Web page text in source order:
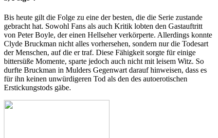
Bis heute gilt die Folge zu eine der besten, die die Serie zustande
gebracht hat. Sowohl Fans als auch Kritik lobten den Gastauftritt
von Peter Boyle, der einen Hellseher verkörperte. Allerdings konnte
Clyde Bruckman nicht alles vorhersehen, sondern nur die Todesart
der Menschen, auf die er traf. Diese Fähigkeit sorgte für einige
bittersüße Momente, sparte jedoch auch nicht mit leisem Witz. So
durfte Bruckman in Mulders Gegenwart darauf hinweisen, dass es
für ihn keinen unwürdigeren Tod als den des autoerotischen
Erstickungstods gäbe.